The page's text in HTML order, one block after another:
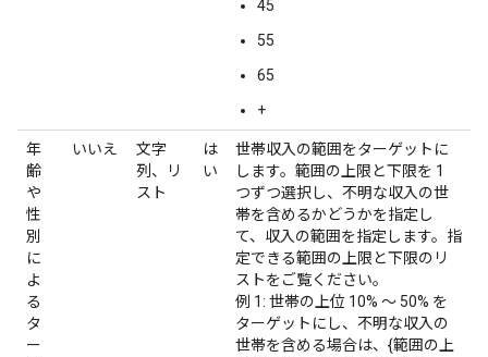
45
55
65
+
年
齢
や
性
別
に
よ
る
タ
ー
いいえ
文字
列、リ
スト
は
い
世帯収入の範囲をターゲットに
します。範囲の上限と下限を 1
つずつ選択し、不明な収入の世
帯を含めるかどうかを指定し
て、収入の範囲を指定します。指
定できる範囲の上限と下限のリ
ストをご覧ください。
例 1: 世帯の上位 10% ～ 50% を
ターゲットにし、不明な収入の
世帯を含める場合は、{範囲の上